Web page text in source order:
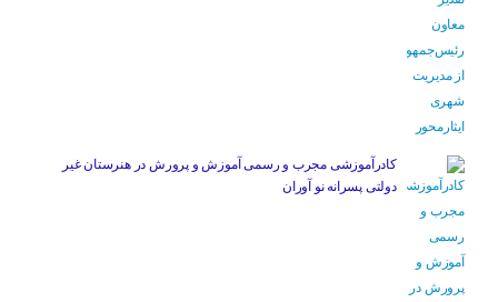
کادرآموزشی مجرب و رسمی آموزش و پرورش در هنرستان غیر
دولتی پسرانه نو آوران